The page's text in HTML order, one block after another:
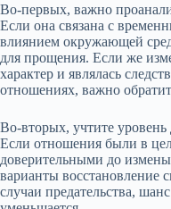
Во-первых, важно
Если она связана с
влиянием окружающей
для прощения. Если же
характер и являлась
отношениях, важно
Во-вторых, учтите
Если отношения были в
доверительными до
варианты восстановление
случаи предательства,